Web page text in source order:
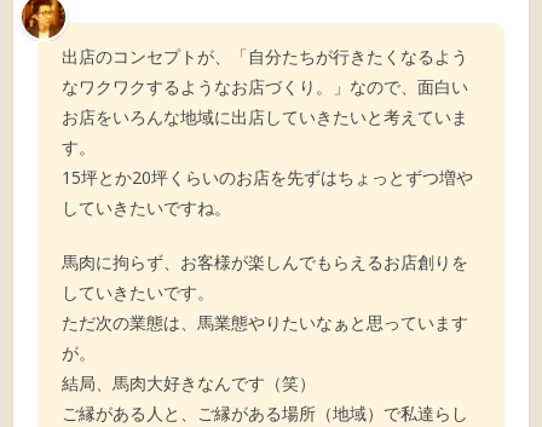
出店のコンセプトが、「自分たちが行きたくなるよう
なワクワクするようなお店づくり。」なので、面白い
お店をいろんな地域に出店していきたいと考えていま
す。
15坪とか20坪くらいのお店を先ずはちょっとずつ増や
していきたいですね。
馬肉に拘らず、お客様が楽しんでもらえるお店創りを
していきたいです。
ただ次の業態は、馬業態やりたいなぁと思っています
が。
結局、馬肉大好きなんです（笑）
ご縁がある人と、ご縁がある場所（地域）で私達らし